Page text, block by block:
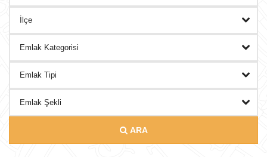
DANIŞMANLAR
BLOG
İLETISIM
ARA